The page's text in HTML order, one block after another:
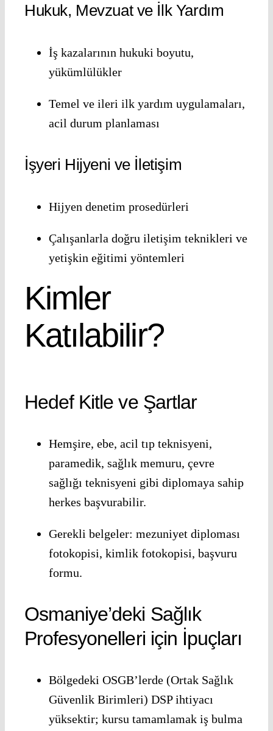
Hukuk, Mevzuat ve İlk Yardım
İş kazalarının hukuki boyutu,
yükümlülükler
Temel ve ileri ilk yardım uygulamaları,
acil durum planlaması
İşyeri Hijyeni ve İletişim
Hijyen denetim prosedürleri
Çalışanlarla doğru iletişim teknikleri ve
yetişkin eğitimi yöntemleri
Kimler
Katılabilir?
Hedef Kitle ve Şartlar
Hemşire, ebe, acil tıp teknisyeni,
paramedik, sağlık memuru, çevre
sağlığı teknisyeni gibi diplomaya sahip
herkes başvurabilir.
Gerekli belgeler: mezuniyet diploması
fotokopisi, kimlik fotokopisi, başvuru
formu.
Osmaniye’deki Sağlık
Profesyonelleri için İpuçları
Bölgedeki OSGB’lerde (Ortak Sağlık
Güvenlik Birimleri) DSP ihtiyacı
yüksektir; kursu tamamlamak iş bulma